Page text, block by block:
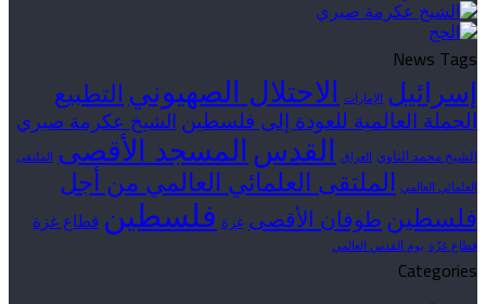
News Tags
إسرائيل الإمارات الاحتلال الصهيوني التطبيع
الحملة العالمية للعودة إلى فلسطين الشيخ عكرمة صبري
الشيخ محمد الناوي العراق القدس المسجد الأقصى الملتقى
العلمائي العالمي
الملتقى العلمائي العالمي من أجل
فلسطين طوفان الأقصى غزة فلسطين قطاع غزة
قطاع غزّة يوم القدس العالمي
Categories